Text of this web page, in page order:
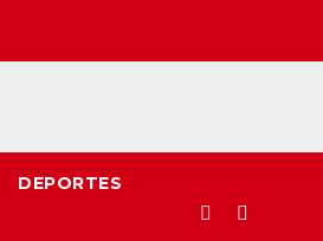
DEPORTES